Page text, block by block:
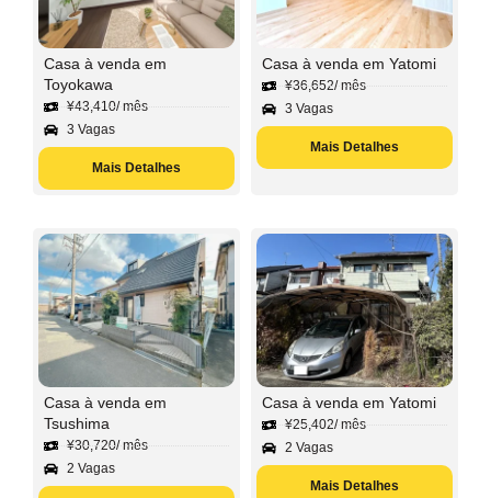
Casa à venda em
Toyokawa
¥43,410/ mês
3 Vagas
Mais Detalhes
Casa à venda em Yatomi
¥36,652/ mês
3 Vagas
Mais Detalhes
Casa à venda em
Tsushima
¥30,720/ mês
2 Vagas
Casa à venda em Yatomi
¥25,402/ mês
2 Vagas
Mais Detalhes